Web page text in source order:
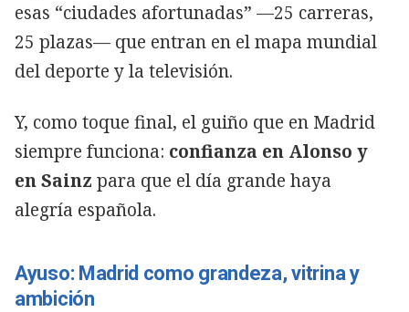
esas “ciudades afortunadas” —25 carreras,
25 plazas— que entran en el mapa mundial
del deporte y la televisión.
Y, como toque final, el guiño que en Madrid
siempre funciona: confianza en Alonso y
en Sainz para que el día grande haya
alegría española.
Ayuso: Madrid como grandeza, vitrina y
ambición